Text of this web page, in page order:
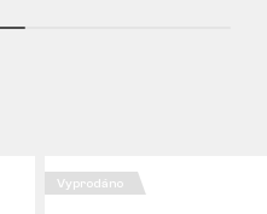
Vyprodáno